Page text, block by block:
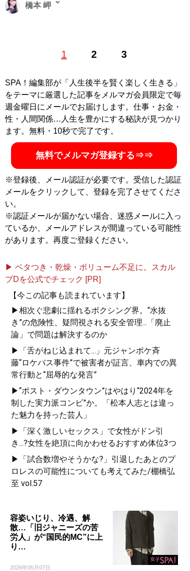
1 2 3
橋本 岬
く書くテーマはキャリアや女性の働き方など。好きなお
記事一覧へ
SPA！編集部が「人生後半を賢く楽しく生きる」
をテーマに厳選した記事をメルマガ会員限定で毎
週金曜日にメールでお届けします。仕事・お金・
性・人間関係…人生を豊かにする秘訣が見つかり
ます。無料・10秒で完了です。
無料でメルマガ登録する⇒⇒
※登録後、メール認証が必要です。受信した認証
メールをクリックして、登録を完了させてくださ
い。
※認証メールが届かない場合、迷惑メールに入っ
ているか、メールアドレスが間違っている可能性
があります。再度ご登録ください。
▶ ベタつき・乾燥・ボリューム不足に。スカル
プDを公式でチェック [PR]
【今この記事も読まれています】
▶相次ぐ悲劇に揺れるボクシング界。“水抜
き”の危険性、疑問視される安全管理...「廃止
論」で問題は解決するのか
▶「舌がねじ込まれて...」元ジャンポケ斉
藤“ロケバス事件”で被害者が証言、車内での異
常行動と“屈辱的な発言”
▶“ポスト・ダウンタウン”はやはり“2024年を
制した実力派コンビ”か。「松本人志とは違っ
た魅力を持った芸人」
▶「深く激しいセックス」で女性がドン引
き...?女性を絶頂に向かわせるおすすめ体位3つ
▶「試合数増やそうかな?」引退したあとのプ
ロレスの可能性についても考えてみた/棚橋弘
至 vol.57
容姿いじり、冷遇、解
散…「旧ジャニーズの苦
労人」が“国民的MC”に上
り…
2026年05月07日